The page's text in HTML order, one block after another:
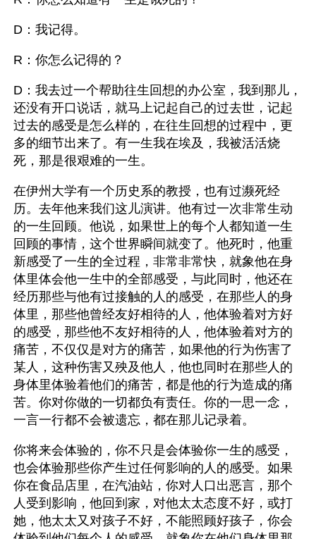
D：我记得。
R：你怎么记得的？
D：我去过一个帮助往生回想的办公室，我到那儿，
还没有开口说话，就马上记起自己的过去世，记起
过去的感受是怎么样的，在往生回想的过程中，更
多的细节出来了。有一生我在埃及，我被活活烧
死，那是很艰难的一生。
在伊州大学有一个历史系的教授，也有过濒死经
历。去年他来我们这儿演讲。他有过一次非常生动
的一生回顾。他说，如果世上的每个人都知道一生
回顾的事情，这个世界瞬间就变了。他死时，他重
新感受了一生的全过程，非常非常快，就象他在身
体里体会他一生中的全部感受，与此同时，他还在
经历那些与他有过接触的人的感受，在那些人的身
体里，那些他曾经友好相待的人，他体验着对方好
的感受，那些他不友好相待的人，他体验着对方的
痛苦，不仅仅是对方的痛苦，如果他的行为伤害了
某人，这种伤害又殃及他人，他也同时在那些人的
身体里体验着他们的痛苦，都是他的行为造成的痛
苦。你对你做的一切都负有责任。你的一思一念，
一言一行都不会被遗忘，都在那儿记录着。
你将来会体验的，你不只是会体验你一生的感受，
也会体验那些你产生过任何影响的人的感受。如果
你在食品店里，在汽油站，你对人口出恶言，那个
人受到影响，他回到家，对他太太态度不好，或打
她，他太太又对孩子不好，不能照顾好孩子，你会